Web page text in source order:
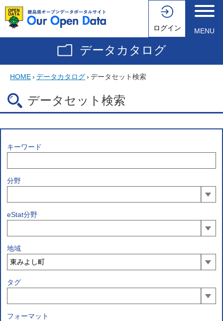
ログイン MENU
データカタログ
HOME› データカタログ› データセット検索
データセット検索
キーワード
分野
eStat分野
地域
タグ
フォーマット